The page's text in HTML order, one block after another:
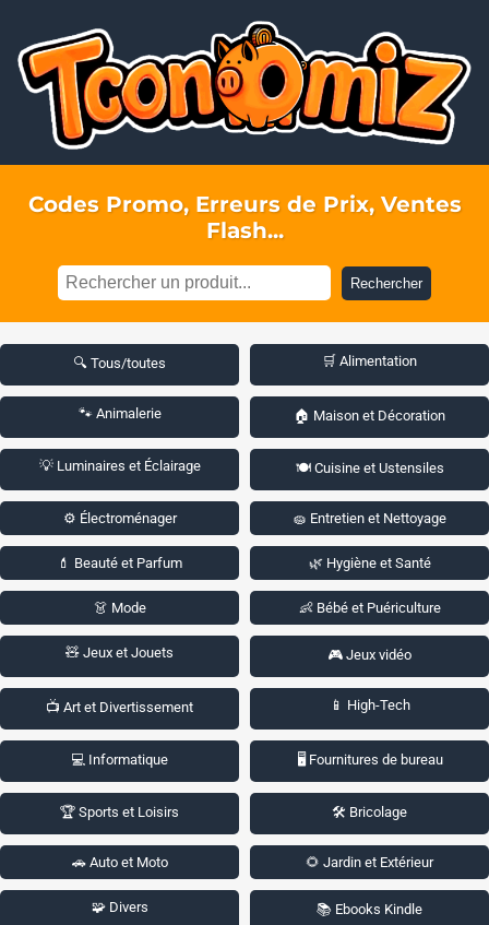
Codes Promo, Erreurs de Prix, Ventes
Flash...
Rechercher
🔍 Tous/toutes 🛒 Alimentation
🐾 Animalerie 🏠 Maison et Décoration
💡 Luminaires et Éclairage 🍽️ Cuisine et Ustensiles
⚙️ Électroménager 🧽 Entretien et Nettoyage
💄 Beauté et Parfum 🌿 Hygiène et Santé
👗 Mode 👶 Bébé et Puériculture
🧸 Jeux et Jouets 🎮 Jeux vidéo
📺 Art et Divertissement 📱 High-Tech
💻 Informatique 🖥️ Fournitures de bureau
🏆 Sports et Loisirs 🛠️ Bricolage
🚗 Auto et Moto 🌻 Jardin et Extérieur
🧩 Divers 📚 Ebooks Kindle